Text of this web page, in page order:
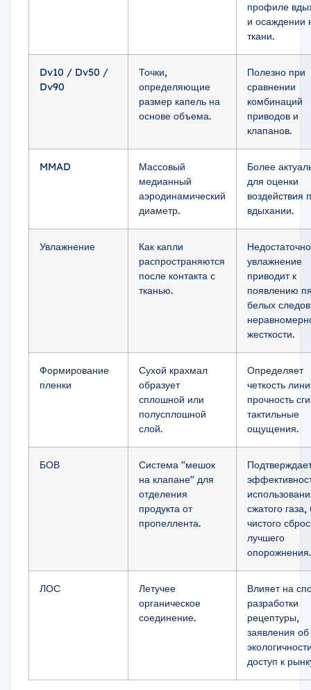
профиле
и осаждении
ткани.
Dv10 / Dv50 /
Dv90
Точки,
определяющие
размер капель на
основе объема.
Полезно при
сравнении
комбинаций
приводов и
клапанов.
MMAD
Массовый
медианный
аэродинамический
диаметр.
Более
для оценки
воздействия
вдыхании.
Увлажнение
Как капли
распространяются
после контакта с
тканью.
увлажнение
приводит к
появлению
белых
жесткости.
Формирование
пленки
Сухой крахмал
образует
сплошной или
полусплошной
слой.
Определяет
четкость
прочность
тактильные
ощущения.
БОВ
Система "мешок
на клапане" для
отделения
продукта от
пропеллента.
сжатого
чистого
лучшего
опорожнения.
ЛОС
Летучее
органическое
соединение.
Влияет на
разработки
рецептуры,
заявления об
доступ к